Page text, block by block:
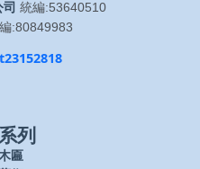
統編:53640510
:80849983
列
匾